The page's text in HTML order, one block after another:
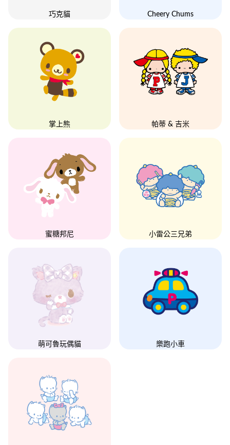
巧克貓 Cheery Chums
掌上熊 帕蒂 & 吉米
蜜糖邦尼 小雷公三兄弟
萌可魯玩偶貓 樂跑小車